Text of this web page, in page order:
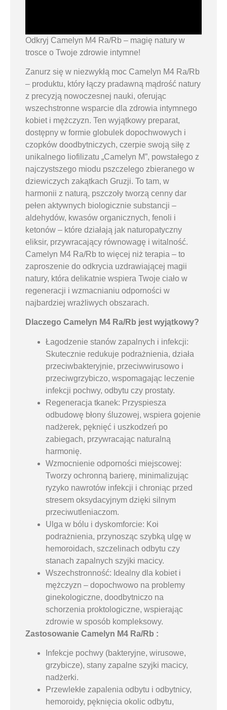
Odkryj Camelyn M4 Ra/Rb – magię natury w
trosce o Twoje zdrowie intymne!
Zanurz się w niezwykłą moc Camelyn M4 Ra/Rb
– produktu, który łączy pradawną mądrość natury
z precyzją nowoczesnej nauki, oferując
wszechstronne wsparcie dla zdrowia intymnego
kobiet i mężczyzn. Ten wyjątkowy preparat,
dostępny w formie globulek dopochwowych i
czopków doodbytniczych, czerpie swoją siłę z
unikalnego liofilizatu „Camelyn M”, powstałego z
najczystszego miodu pszczelego zbieranego w
dziewiczych zakątkach Gruzji. To tam, w
harmonii z naturą, pszczoły tworzą cenny dar
pełen aktywnych biologicznie substancji –
aldehydów, kwasów organicznych, fenoli i
ketonów – które działają jak naturopatyczny
eliksir, przywracający równowagę i witalność.
Camelyn M4 Ra/Rb to więcej niż terapia – to
zaproszenie do odkrycia uzdrawiającej magii
natury, która delikatnie wspiera Twoje ciało w
regeneracji i wzmacnianiu odporności w
najbardziej wrażliwych obszarach.
Dlaczego Camelyn M4 Ra/Rb jest wyjątkowy?
Łagodzenie stanów zapalnych i infekcji:
Skutecznie redukuje podrażnienia, działa
przeciwbakteryjnie, przeciwwirusowo i
przeciwgrzybiczo, wspomagając leczenie
infekcji pochwy, odbytu czy prostaty.
Regeneracja tkanek: Przyspiesza
odbudowę błony śluzowej, wspiera gojenie
nadżerek, pęknięć i uszkodzeń po
zabiegach, przywracając naturalną
harmonię.
Wzmocnienie odporności miejscowej:
Tworzy ochronną barierę, minimalizując
ryzyko nawrotów infekcji i chroniąc przed
stresem oksydacyjnym dzięki silnym
przeciwutleniaczom.
Ulga w bólu i dyskomforcie: Koi
podrażnienia, przynosząc szybką ulgę w
hemoroidach, szczelinach odbytu czy
stanach zapalnych szyjki macicy.
Wszechstronność: Idealny dla kobiet i
mężczyzn – dopochwowo na problemy
ginekologiczne, doodbytniczo na
schorzenia proktologiczne, wspierając
zdrowie w sposób kompleksowy.
Zastosowanie Camelyn M4 Ra/Rb :
Infekcje pochwy (bakteryjne, wirusowe,
grzybicze), stany zapalne szyjki macicy,
nadżerki.
Przewlekłe zapalenia odbytu i odbytnicy,
hemoroidy, pęknięcia okolic odbytu,